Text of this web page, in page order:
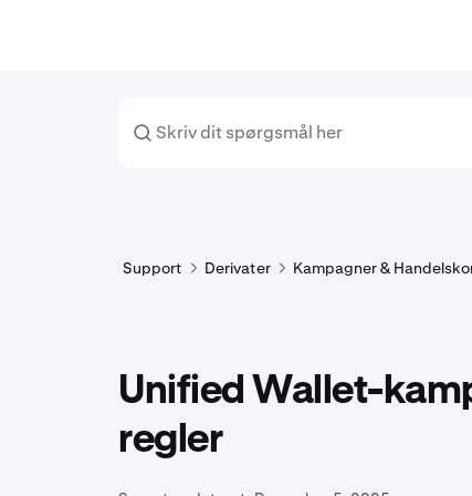
Support Derivater Kampagner &
Unified Wallet-
regler